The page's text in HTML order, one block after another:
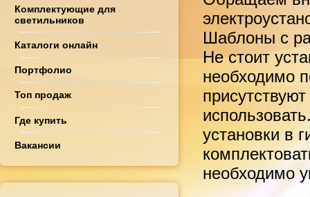
Комплектующие для
светильников
Каталоги онлайн
Портфолио
Топ продаж
Где купить
Вакансии
Шаблоны с
Не стоит
необходимо
установки в
необходимо